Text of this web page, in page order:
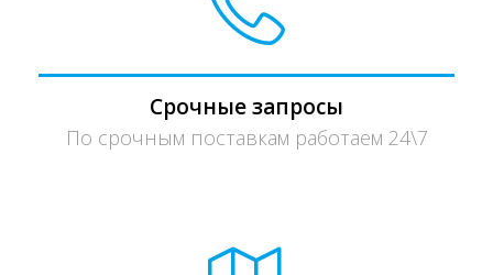
Срочные запросы
По срочным поставкам работаем 24\7